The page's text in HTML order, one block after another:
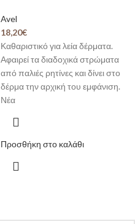
Avel
18,20€
Καθαριστικό για λεία δέρματα.
Αφαιρεί τα διαδοχικά στρώματα
από παλιές ρητίνες και δίνει στο
δέρμα την αρχική του εμφάνιση.
Νέα
Προσθήκη στο καλάθι